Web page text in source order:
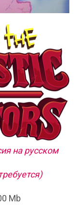
на русском
Mb